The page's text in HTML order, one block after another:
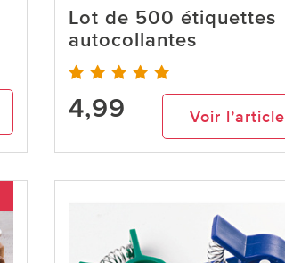
Lot de 500 étiquettes
autocollantes
4,99 Voir l’article